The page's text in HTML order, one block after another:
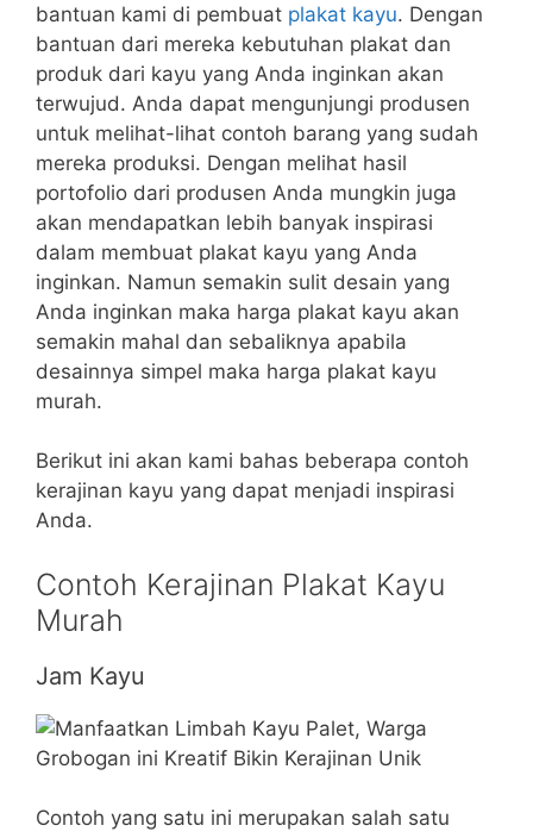
bantuan kami di pembuat plakat kayu. Dengan
bantuan dari mereka kebutuhan plakat dan
produk dari kayu yang Anda inginkan akan
terwujud. Anda dapat mengunjungi produsen
untuk melihat-lihat contoh barang yang sudah
mereka produksi. Dengan melihat hasil
portofolio dari produsen Anda mungkin juga
akan mendapatkan lebih banyak inspirasi
dalam membuat plakat kayu yang Anda
inginkan. Namun semakin sulit desain yang
Anda inginkan maka harga plakat kayu akan
semakin mahal dan sebaliknya apabila
desainnya simpel maka harga plakat kayu
murah.
Berikut ini akan kami bahas beberapa contoh
kerajinan kayu yang dapat menjadi inspirasi
Anda.
Contoh Kerajinan Plakat Kayu
Murah
Jam Kayu
Contoh yang satu ini merupakan salah satu